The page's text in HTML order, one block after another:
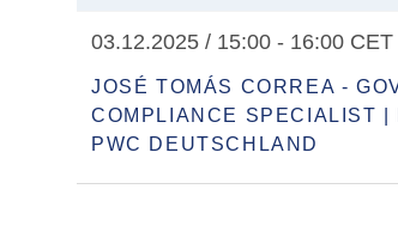
03.12.2025 / 15:00 - 16:00 CET
JOSÉ TOMÁS CORREA -
COMPLIANCE SPECIALIST
PWC DEUTSCHLAND